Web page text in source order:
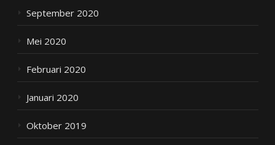
September 2020
Mei 2020
Februari 2020
Januari 2020
Oktober 2019